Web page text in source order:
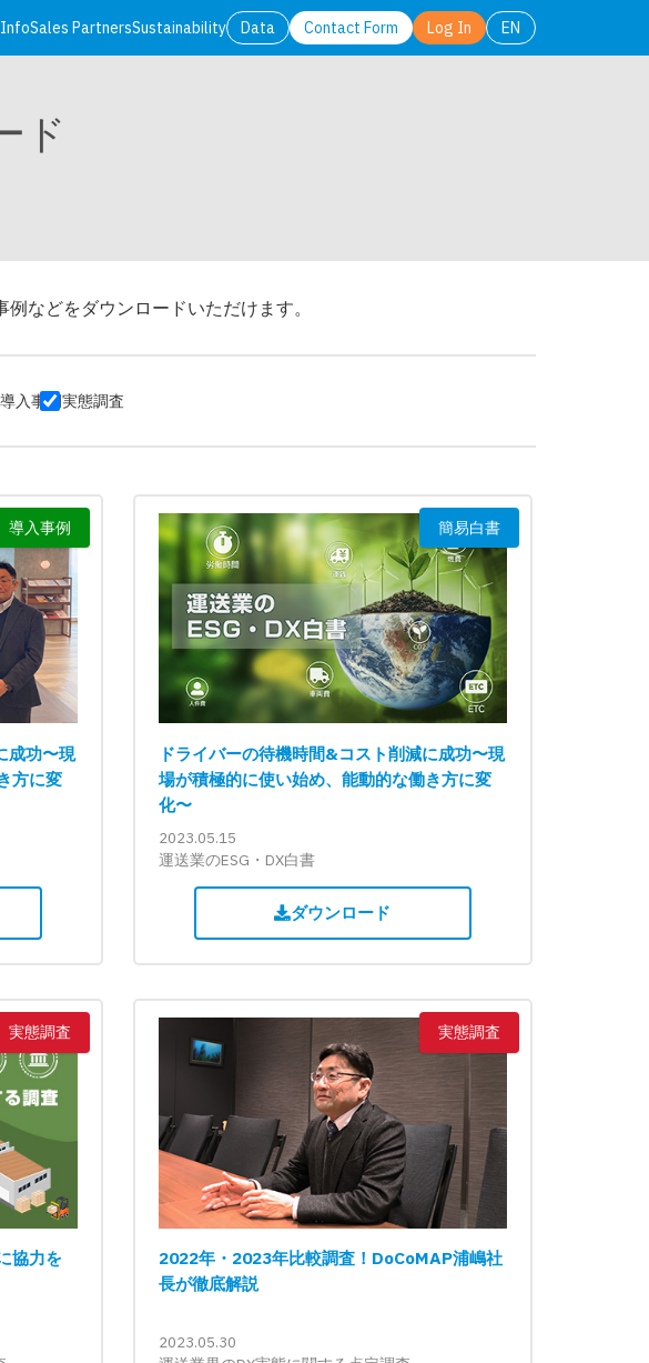
Sales PartnersSustainability Data Contact Form Log In EN
ド
などをダウンロードいただけます。
導入事例実態調査
導入事例
成功〜現
方に変
簡易白書
ドライバーの待機時間&コスト削減に成功〜現
場が積極的に使い始め、能動的な働き方に変
化〜
2023.05.15
運送業のESG・DX白書
ダウンロード
実態調査
協力を
実態調査
2022年・2023年比較調査！DoCoMAP浦嶋社
長が徹底解説
2023.05.30